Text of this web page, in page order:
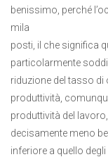
benissimo, perché
mila
posti, il che significa
particolarmente
riduzione del tasso di
produttività,
produttività del
decisamente meno
inferiore a quello